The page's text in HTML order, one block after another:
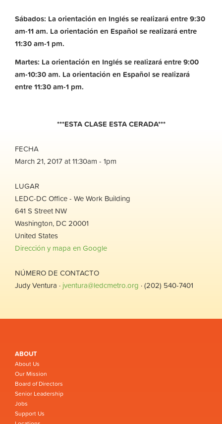
Sábados: La orientación en Inglés se realizará entre 9:30
am-11 am. La orientación en Español se realizará entre
11:30 am-1 pm.
Martes: La orientación en Inglés se realizará entre 9:00
am-10:30 am. La orientación en Español se realizará
entre 11:30 am-1 pm.
***ESTA CLASE ESTA CERADA***
FECHA
March 21, 2017 at 11:30am - 1pm
LUGAR
LEDC-DC Office - We Work Building
641 S Street NW
Washington, DC 20001
United States
Dirección y mapa en Google
NÚMERO DE CONTACTO
Judy Ventura · jventura@ledcmetro.org · (202) 540-7401
ABOUT
About Us
Our Mission
Board of Directors
Senior Leadership
Jobs
Support Us